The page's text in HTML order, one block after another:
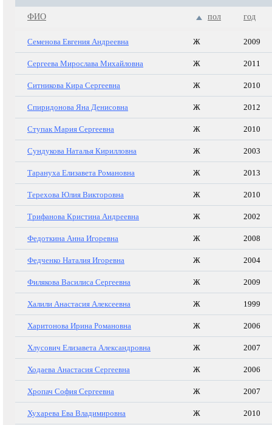
ФИО пол год
Семенова Евгения Андреевна Ж 2009
Сергеева Мирослава Михайловна Ж 2011
Ситникова Кира Сергеевна Ж 2010
Спиридонова Яна Денисовна Ж 2012
Ступак Мария Сергеевна Ж 2010
Сундукова Наталья Кирилловна Ж 2003
Тарануха Елизавета Романовна Ж 2013
Терехова Юлия Викторовна Ж 2010
Трифанова Кристина Андреевна Ж 2002
Федоткина Анна Игоревна Ж 2008
Федченко Наталия Игоревна Ж 2004
Филякова Василиса Сергеевна Ж 2009
Халили Анастасия Алексеевна Ж 1999
Харитонова Ирина Романовна Ж 2006
Хлусович Елизавета Александровна Ж 2007
Ходаева Анастасия Сергеевна Ж 2006
Хропач София Сергеевна Ж 2007
Хухарева Ева Владимировна Ж 2010